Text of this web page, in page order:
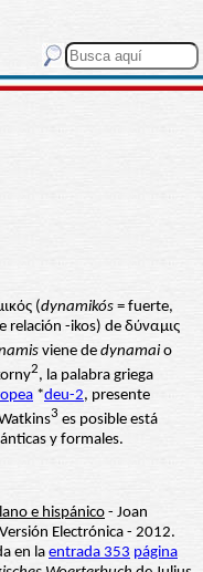
(dynamikós = fuerte,
relación -ikos) de δύναμις
viene de dynamaio
2, la palabra griega
*deu-2, presente
3 es posible está
y formales.
e hispánico- Joan
Electrónica - 2012.
en laentrada 353 página